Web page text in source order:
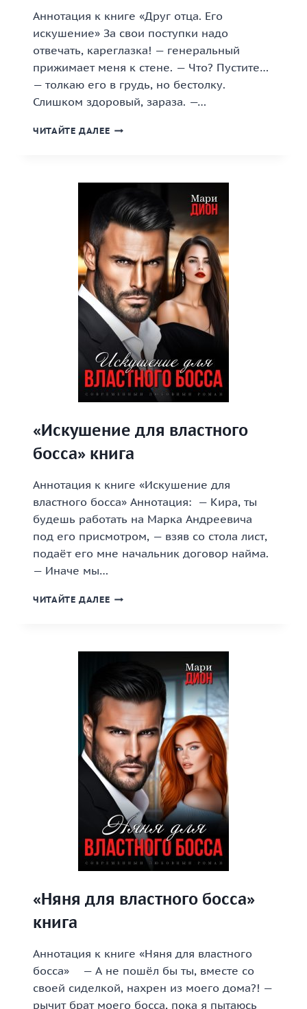
Аннотация к книге «Друг отца. Его
искушение» За свои поступки надо
отвечать, кареглазка! — генеральный
прижимает меня к стене. — Что? Пустите…
— толкаю его в грудь, но бестолку.
Слишком здоровый, зараза. —…
ЧИТАЙТЕ ДАЛЕЕ «ДРУГ
КНИГА
«Искушение для властного
босса» книга
Аннотация к книге «Искушение для
властного босса» Аннотация: — Кира, ты
будешь работать на Марка Андреевича
под его присмотром, — взяв со стола лист,
подаёт его мне начальник договор найма.
— Иначе мы…
ЧИТАЙТЕ ДАЛЕЕ «ИСКУШЕНИЕ
КНИГА
«Няня для властного босса»
книга
Аннотация к книге «Няня для властного
босса» — А не пошёл бы ты, вместе со
своей сиделкой, нахрен из моего дома?! —
рычит брат моего босса, пока я пытаюсь